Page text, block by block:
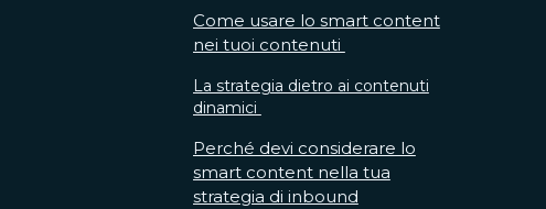
Come usare lo smart content
nei tuoi contenuti
La strategia dietro ai contenuti
dinamici
Perché devi considerare lo
smart content nella tua
strategia di inbound